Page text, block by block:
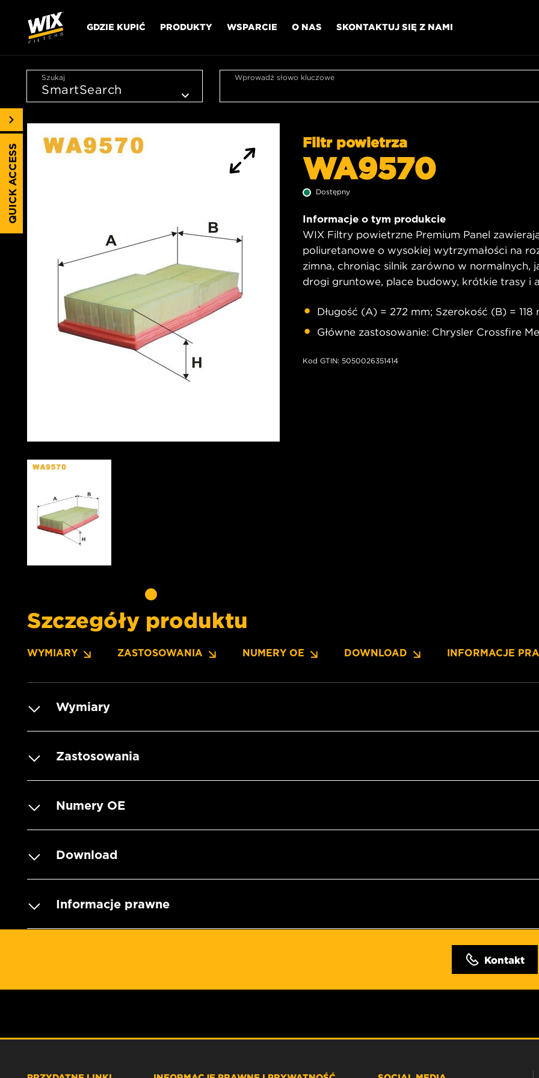
GDZIE KUPIĆ PRODUKTY WSPARCIE O NAS SKONTAKTUJ SIĘ Z NAMI
Szukaj Wprowadź słowo kluczowe
Filtr powietrza
WA9570
Dostępny
Informacje o tym produkcie
WIX Filtry powietrzne Premium Panel
poliuretanowe o wysokiej wytrzymałości na
zimna, chroniąc silnik zarówno w
drogi gruntowe, place budowy, krótkie trasy i
Długość (A) = 272 mm; Szerokość (B) =
Główne zastosowanie: Chrysler Crossfire
Kod GTIN: 5050026351414
Szczegóły produktu
WYMIARY ZASTOSOWANIA NUMERY OE DOWNLOAD INFORMACJE
Wymiary
Zastosowania
Numery OE
Download
Informacje prawne
Kontakt
QUICK ACCESS